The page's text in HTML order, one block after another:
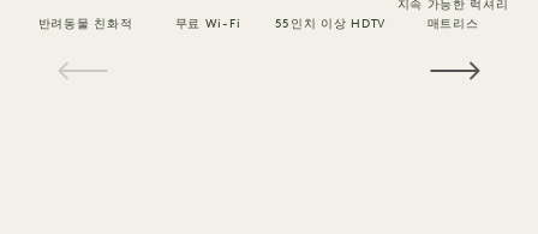
반려동물 친화적 무료 Wi-Fi 55인치 이상 HDTV
지속 가능한 럭셔리
매트리스